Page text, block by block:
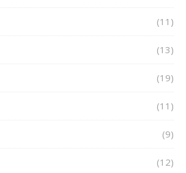
(11)
(13)
(19)
(11)
(9)
(12)